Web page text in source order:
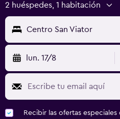
2 huéspedes, 1 habitación
Centro San Viator
lun. 17/8
Recibir las ofertas